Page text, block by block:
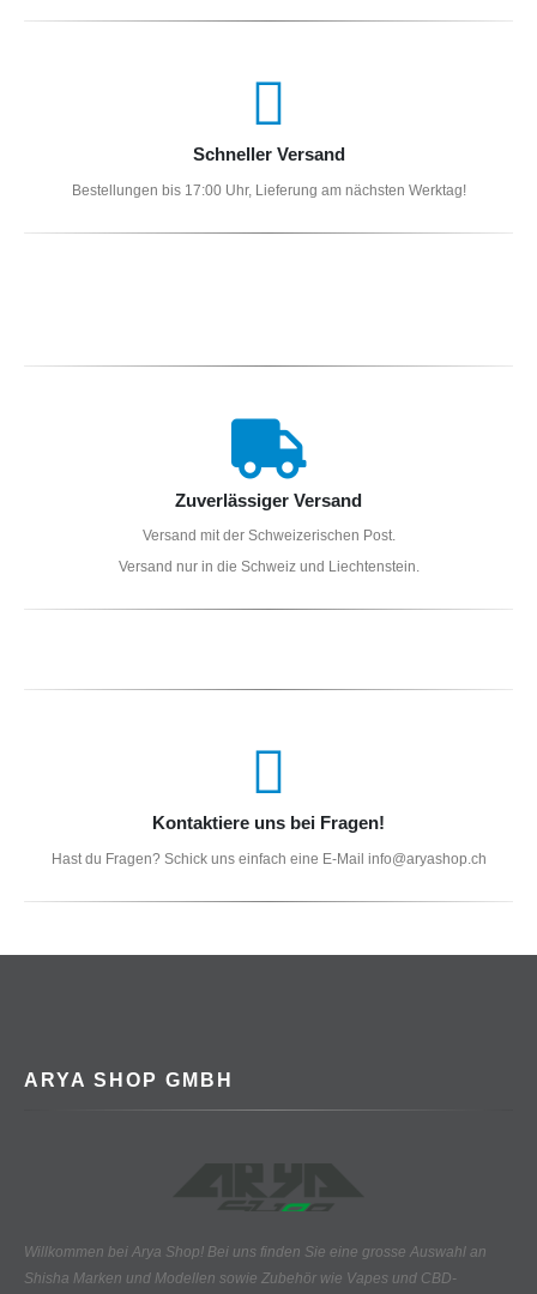
Schneller Versand
Bestellungen bis 17:00 Uhr, Lieferung am nächsten Werktag!
Zuverlässiger Versand
Versand mit der Schweizerischen Post.
Versand nur in die Schweiz und Liechtenstein.
Kontaktiere uns bei Fragen!
Hast du Fragen? Schick uns einfach eine E-Mail info@aryashop.ch
ARYA SHOP GMBH
Willkommen bei Arya Shop! Bei uns finden Sie eine grosse Auswahl an
Shisha Marken und Modellen sowie Zubehör wie Vapes und CBD-